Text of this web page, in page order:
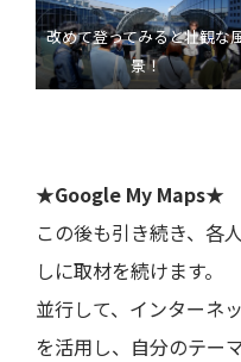
改めて登ってみると壮観な
景！
★Google My Maps★
この後も引き続き、各
しに取材を続けます。
並行して、インターネ
を活用し、自分のテー